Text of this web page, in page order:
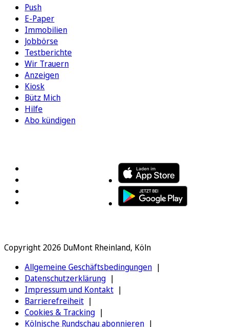
Push
E-Paper
Immobilien
Jobbörse
Testberichte
Wir Trauern
Anzeigen
Kiosk
Bütz Mich
Hilfe
Abo kündigen
Copyright 2026 DuMont Rheinland, Köln
Allgemeine Geschäftsbedingungen
Datenschutzerklärung
Impressum und Kontakt
Barrierefreiheit
Cookies & Tracking
Kölnische Rundschau abonnieren